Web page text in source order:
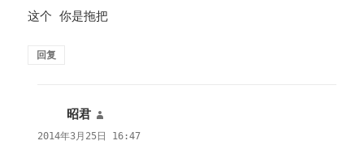
这个 你是拖把
回复
昭君
道：
2014年3月25日 16:47